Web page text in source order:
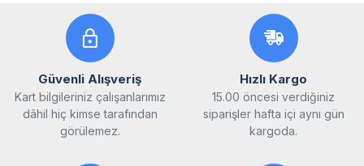
Güvenli Alışveriş
Kart bilgileriniz çalışanlarımız
dâhil hiç kimse tarafından
görülemez.
Hızlı Kargo
15.00 öncesi verdiğiniz
siparişler hafta içi aynı gün
kargoda.